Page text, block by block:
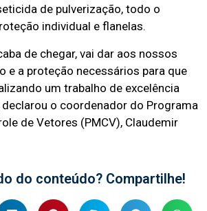
de pulverização, todo o
individual e flanelas.
de chegar, vai dar aos nossos
e a proteção necessários para que
um trabalho de excelência
declarou o coordenador do Programa
de Vetores (PMCV), Claudemir
do conteúdo? Compartilhe!